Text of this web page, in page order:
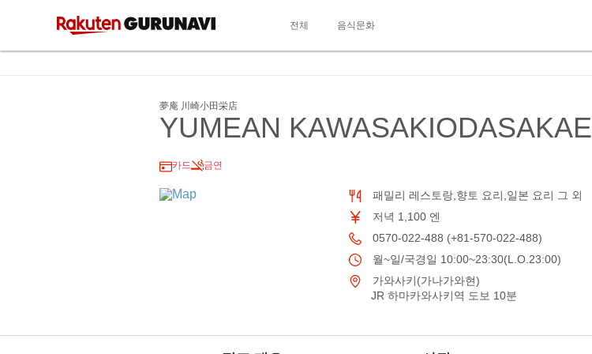
전체 음식문화
夢庵 川崎小田栄店
YUMEAN KAWASAKIODASAKAE
카드 금연
패밀리 레스토랑,향토 요리,일본 요리 그 외
저녁 1,100 엔
0570-022-488 (+81-570-022-488)
월~일/국경일 10:00~23:30(L.O.23:00)
가와사키(가나가와현)
JR 하마카와사키역 도보 10분